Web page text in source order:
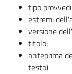
tipo
estremi
versione
titolo;
anteprima
testo).